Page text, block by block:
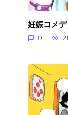
妊娠コメ
0 21